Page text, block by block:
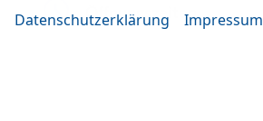
Öffnungszeiten
Datenschutzerklärung Impressum